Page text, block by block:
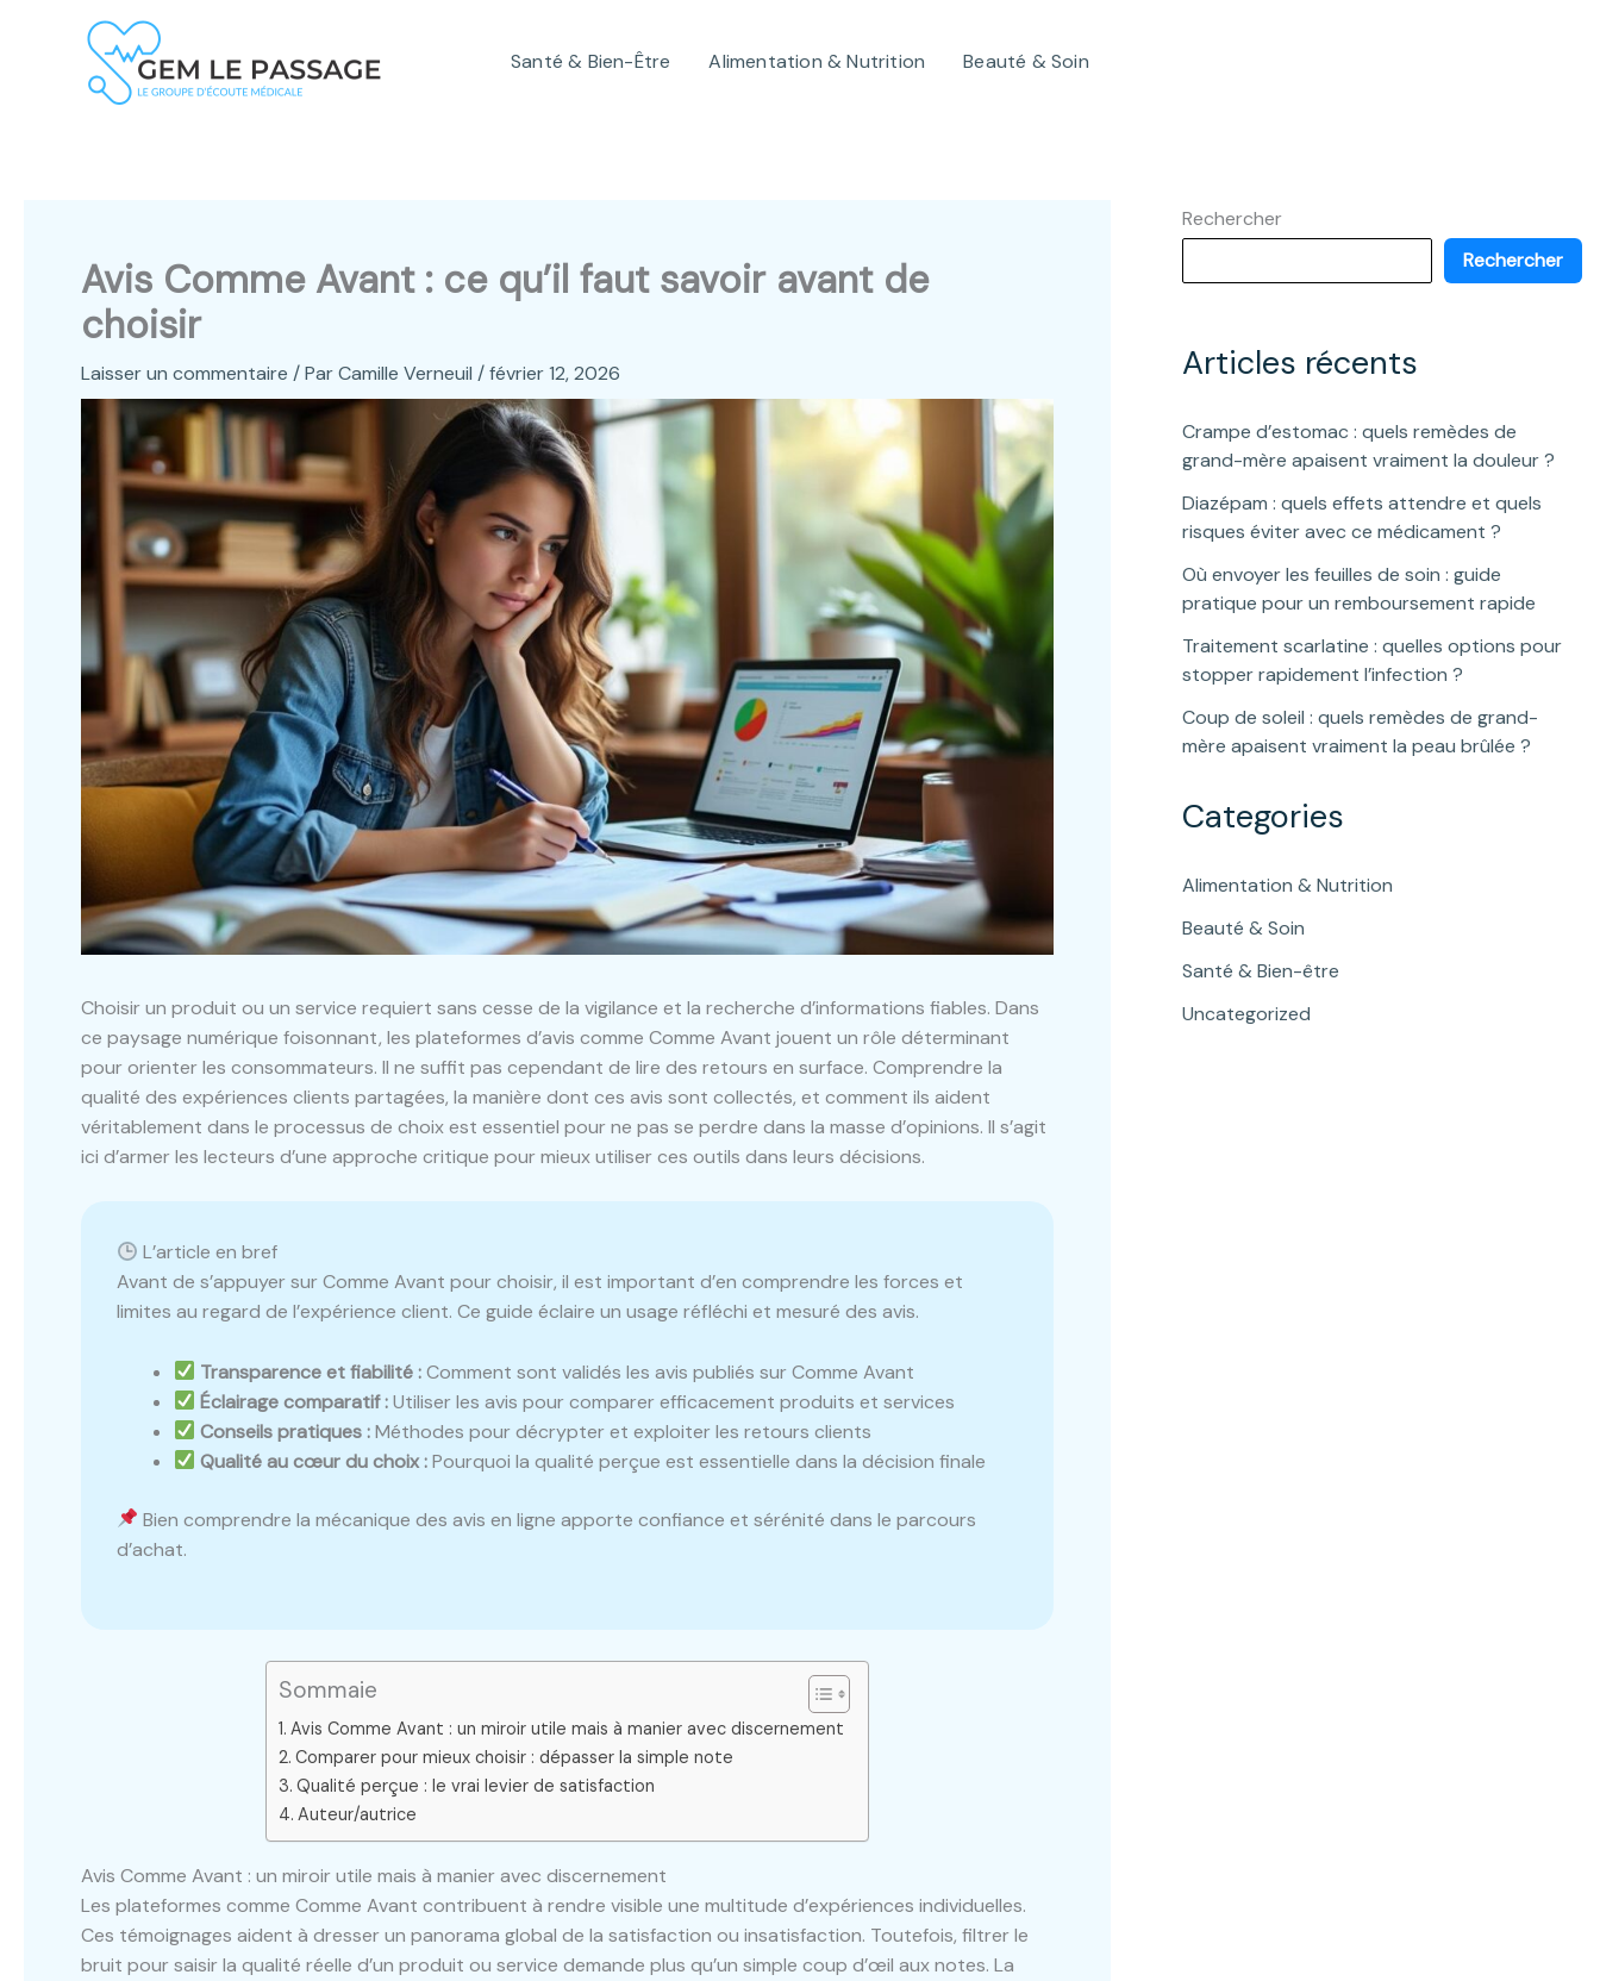
Santé & Bien-Être Alimentation & Nutrition Beauté & Soin
Avis Comme Avant : ce qu’il faut savoir avant de
choisir
Laisser un commentaire / ParCamille Verneuil /février 12, 2026
Choisir un produit ou un service requiert sans cesse de la vigilance et la recherche d’informations fiables. Dans
ce paysage numérique foisonnant, les plateformes d’avis comme Comme Avant jouent un rôle déterminant
pour orienter les consommateurs. Il ne suffit pas cependant de lire des retours en surface. Comprendre la
qualité des expériences clients partagées, la manière dont ces avis sont collectés, et comment ils aident
véritablement dans le processus de choix est essentiel pour ne pas se perdre dans la masse d’opinions. Il s’agit
ici d’armer les lecteurs d’une approche critique pour mieux utiliser ces outils dans leurs décisions.
L’article en bref
Avant de s’appuyer sur Comme Avant pour choisir, il est important d’en comprendre les forces et
limites au regard de l’expérience client. Ce guide éclaire un usage réfléchi et mesuré des avis.
Transparence et fiabilité :Comment sont validés les avis publiés sur Comme Avant
Éclairage comparatif :Utiliser les avis pour comparer efficacement produits et services
Conseils pratiques :Méthodes pour décrypter et exploiter les retours clients
Qualité au cœur du choix :Pourquoi la qualité perçue est essentielle dans la décision finale
Bien comprendre la mécanique des avis en ligne apporte confiance et sérénité dans le parcours
d’achat.
Sommaie
Avis Comme Avant : un miroir utile mais à manier avec discernement
Comparer pour mieux choisir : dépasser la simple note
Qualité perçue : le vrai levier de satisfaction
Auteur/autrice
Avis Comme Avant : un miroir utile mais à manier avec discernement
Les plateformes comme Comme Avant contribuent à rendre visible une multitude d’expériences individuelles.
Ces témoignages aident à dresser un panorama global de la satisfaction ou insatisfaction. Toutefois, filtrer le
bruit pour saisir la qualité réelle d’un produit ou service demande plus qu’un simple coup d’œil aux notes. La
Rechercher
Rechercher
Articles récents
Crampe d’estomac : quels remèdes de
grand-mère apaisent vraiment la douleur ?
Diazépam : quels effets attendre et quels
risques éviter avec ce médicament ?
Où envoyer les feuilles de soin : guide
pratique pour un remboursement rapide
Traitement scarlatine : quelles options pour
stopper rapidement l’infection ?
Coup de soleil : quels remèdes de grand-
mère apaisent vraiment la peau brûlée ?
Categories
Alimentation & Nutrition
Beauté & Soin
Santé & Bien-être
Uncategorized